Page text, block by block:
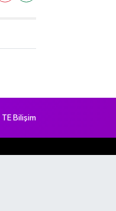
TE Bilişim